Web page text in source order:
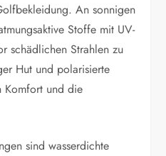
An sonnigen
Stoffe mit UV-
schädlichen Strahlen zu
Hut und polarisierte
Komfort und die
sind wasserdichte